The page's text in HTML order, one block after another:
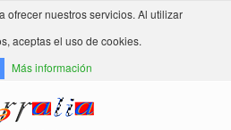
ofrecer nuestros servicios. Al utilizar
aceptas el uso de cookies.
Más información